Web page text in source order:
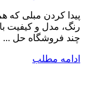
پیدا کردن مبلی که
رنگ، مدل و کیفیت
چند فروشگاه حل ...
ادامه مطلب